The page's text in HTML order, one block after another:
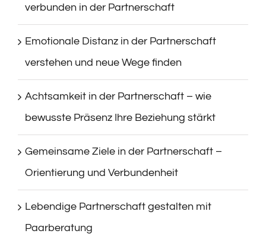
verbunden in der Partnerschaft
Emotionale Distanz in der Partnerschaft
verstehen und neue Wege finden
Achtsamkeit in der Partnerschaft – wie
bewusste Präsenz Ihre Beziehung stärkt
Gemeinsame Ziele in der Partnerschaft –
Orientierung und Verbundenheit
Lebendige Partnerschaft gestalten mit
Paarberatung